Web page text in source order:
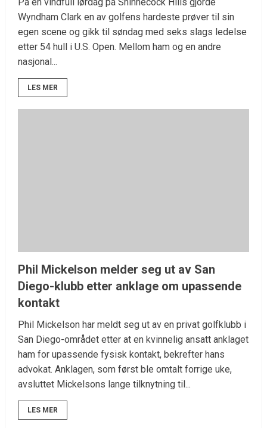
Wyndham Clark en av golfens hardeste prøver til sin
egen scene og gikk til søndag med seks slags ledelse
etter 54 hull i U.S. Open. Mellom ham og en andre
nasjonal...
LES MER
Phil Mickelson melder seg ut av San
Diego-klubb etter anklage om upassende
kontakt
Phil Mickelson har meldt seg ut av en privat golfklubb i
San Diego-området etter at en kvinnelig ansatt anklaget
ham for upassende fysisk kontakt, bekrefter hans
advokat. Anklagen, som først ble omtalt forrige uke,
avsluttet Mickelsons lange tilknytning til...
LES MER